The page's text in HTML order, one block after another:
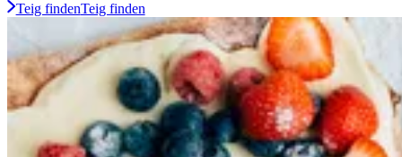
Teig findenTeig finden